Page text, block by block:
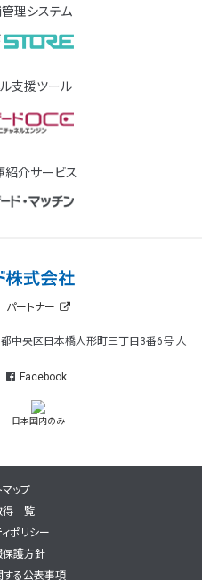
理システム
支援ツール
介サービス
パートナー
中央区日本橋人形町三丁目3番6号 人
Facebook
日本国内のみ
マップ
得一覧
ポリシー
保護方針
る公表事項